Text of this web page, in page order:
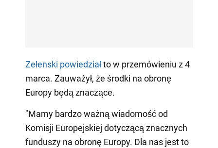
Zełenski powiedziałto w przemówieniu z 4
marca. Zauważył, że środki na obronę
Europy będą znaczące.
"Mamy bardzo ważną wiadomość od
Komisji Europejskiej dotyczącą znacznych
funduszy na obronę Europy. Dla nas jest to